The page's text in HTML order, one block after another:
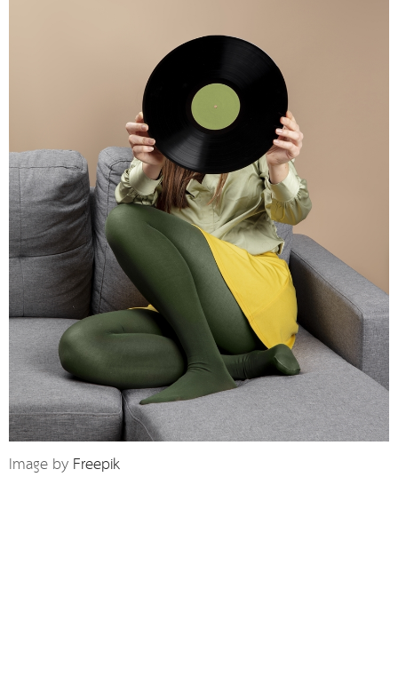
Image byFreepik